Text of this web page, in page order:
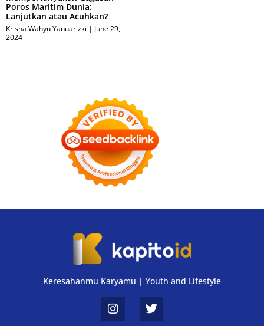
Poros Maritim Dunia:
Lanjutkan atau Acuhkan?
Krisna Wahyu Yanuarizki
June 29,
2024
Keresahanmu Karyamu | Youth and Lifestyle